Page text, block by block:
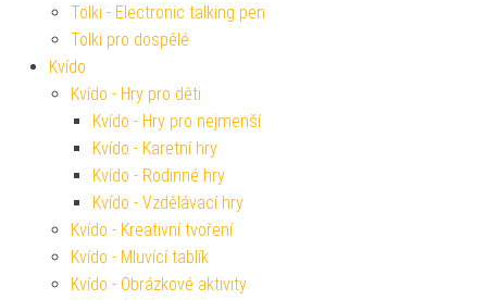
Tolki - Electronic talking pen
Tolki pro dospělé
Kvído
Kvído - Hry pro děti
Kvído - Hry pro nejmenší
Kvído - Karetní hry
Kvído - Rodinné hry
Kvído - Vzdělávací hry
Kvído - Kreativní tvoření
Kvído - Mluvící tablík
Kvído - Obrázkové aktivity